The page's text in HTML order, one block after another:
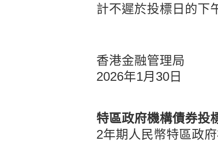
計不遲於投標日的下
香港金融管理局
2026年1月30日
特區政府機構債券投
2年期人民幣特區政